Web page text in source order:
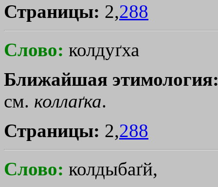
Страницы: 2,288
Слово: колдуґха
Ближайшая
см. коллаґка.
Страницы: 2,288
Слово: колдыбаґй,